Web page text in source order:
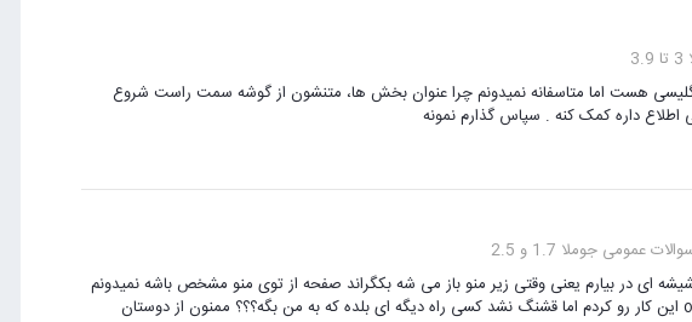
هست اما متاسفانه نمیدونم چرا عنوان بخش ها، متنشون از گوشه سمت راست شروع
داره کمک کنه . سپاس گذارم نمونه
عمومی جوملا 1.7 و 2.5
ای در بیارم یعنی وقتی زیر منو باز می شه بکگراند صفحه از توی منو مشخص باشه نمیدونم